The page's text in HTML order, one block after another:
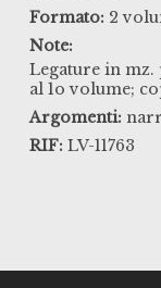
Formato: 2
Note:
Legature in
al 1o volume;
Argomenti:
RIF: LV-11763